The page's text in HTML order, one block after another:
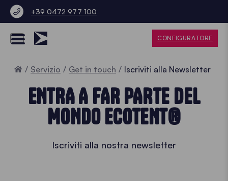
+39 0472 977 100
CONFIGURATORE
Home
Servizio Get in touch Iscriviti alla Newsletter
ENTRA A FAR PARTE DEL
MONDO ECOTENT®
Iscriviti alla nostra newsletter